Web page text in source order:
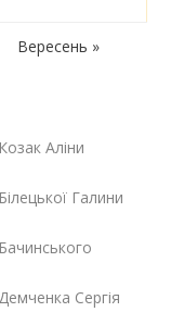
Вересень »
Аліни
Галини
Сергія